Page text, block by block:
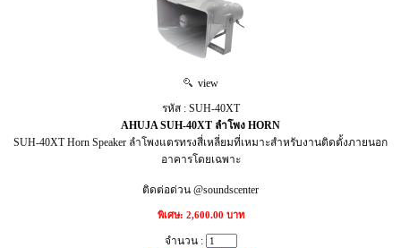
view
รหัส : SUH-40XT
AHUJA SUH-40XT ลำโพง HORN
SUH‑40XT Horn Speaker ลำโพงแตรทรงสี่เหลี่ยมที่เหมาะสำหรับงานติดตั้งภายนอก
อาคารโดยเฉพาะ
ติดต่อด่วน @soundscenter
พิเศษ: 2,600.00 บาท
จำนวน :